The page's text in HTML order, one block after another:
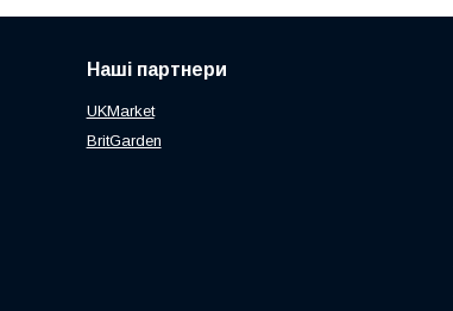
Наші партнери
UKMarket
BritGarden